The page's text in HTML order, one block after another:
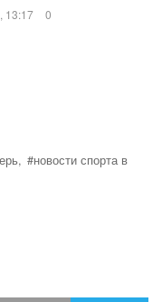
13:17 0
#новости спорта в